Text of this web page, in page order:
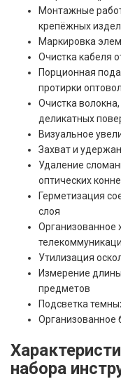
Монтажные
крепёжных
Маркировка
Очистка кабеля
Порционная
протирки
Очистка
деликатных
Визуальное
Захват и
Удаление
оптических
Герметизация
слоя
Организованное
Утилизация
Измерение
предметов
Подсветка
Организованное
набора